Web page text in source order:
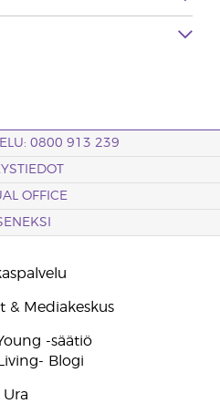
0800 913 239
OFFICE
& Mediakeskus
-säätiö
Blogi
Ura